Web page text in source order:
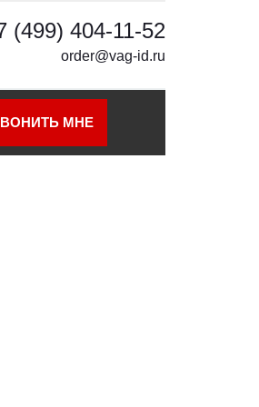
(499) 404-11-52
order@vag-id.ru
МНЕ